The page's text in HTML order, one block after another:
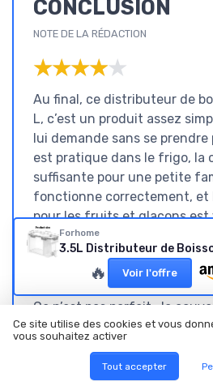
CONCLUSION
NOTE DE LA RÉDACTION
★★★★★
★★★★★
Au final, ce distributeur de
L, c’est un produit assez
lui demande sans se prendre
est pratique dans le frigo, la
suffisante pour une petite
fonctionne correctement, et
pour les fruits et glaçons
plastique ne sent pas
vaisselle, et globalement il
impression de solidité
Ce n’est pas parfait : le
totalement étanche si tu le
pas comme une gourde
laisser une petite goutte
Forhome
🔥 Voir l'offre
Ce site utilise des cookies et vous
vous souhaitez activer
Tout accepter